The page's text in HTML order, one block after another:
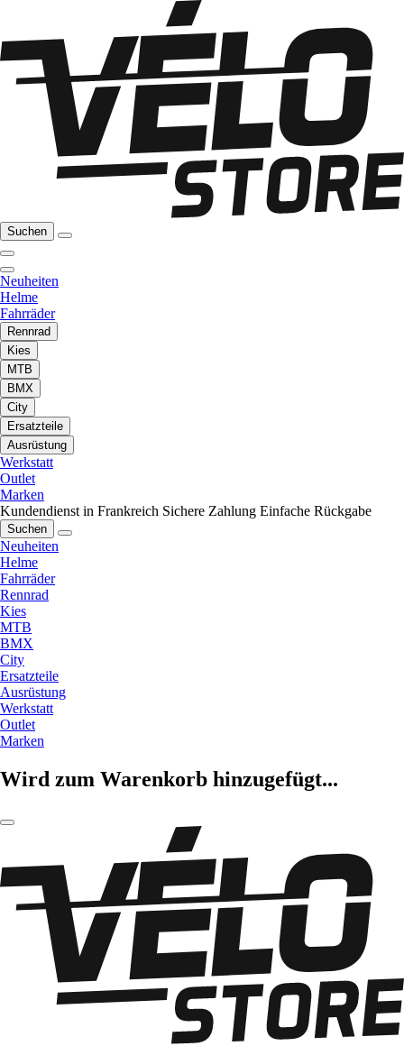
Suchen
Neuheiten
Helme
Fahrräder
Rennrad
Kies
MTB
BMX
City
Ersatzteile
Ausrüstung
Werkstatt
Outlet
Marken
Kundendienst in Frankreich Sichere Zahlung Einfache Rückgabe
Suchen
Neuheiten
Helme
Fahrräder
Rennrad
Kies
MTB
BMX
City
Ersatzteile
Ausrüstung
Werkstatt
Outlet
Marken
Wird zum Warenkorb hinzugefügt...